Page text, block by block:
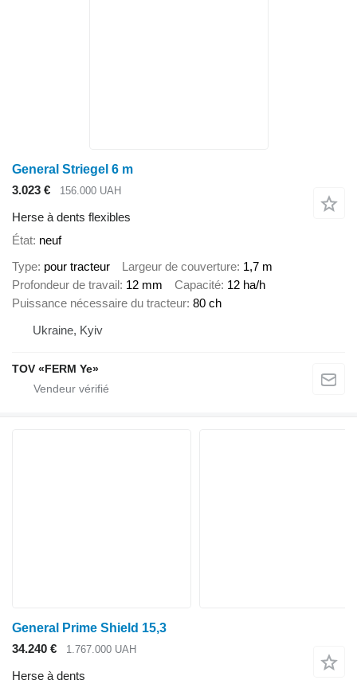
General Striegel 6 m
3.023 €
156.000 UAH
Herse à dents flexibles
État neuf
Type pour tracteur Largeur de couverture 1,7 m
Profondeur de travail 12 mm Capacité 12 ha/h
Puissance nécessaire du tracteur 80 ch
Ukraine, Kyiv
TOV «FERM Ye»
General Prime Shield 15,3
34.240 €
1.767.000 UAH
Herse à dents